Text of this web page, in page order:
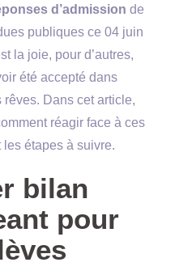
d’admission de
publiques ce 04 juin
la joie, pour d’autres,
été accepté dans
rêves. Dans cet article,
réagir face à ces
étapes à suivre.
bilan
pour